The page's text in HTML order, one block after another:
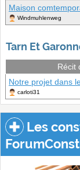
Maison
Windmuhlenweg
Tarn Et
Récit
Notre projet dans
carloti31
Les